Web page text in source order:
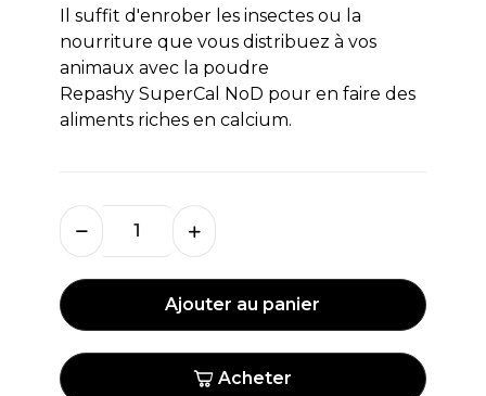
Il suffit d'enrober les insectes ou la
nourriture que vous distribuez à vos
animaux avec la poudre
Repashy SuperCal NoD pour en faire des
aliments riches en calcium.
Ajouter au panier
Acheter